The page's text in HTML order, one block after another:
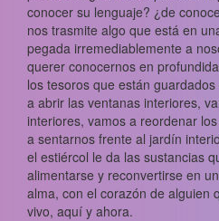
conocer su lenguaje? ¿de
nos trasmite algo que está en
pegada irremediablemente a
querer conocernos en
los tesoros que están guardados
a abrir las ventanas interiores,
interiores, vamos a reordenar
a sentarnos frente al jardín
el estiércol le da las sustancias
alimentarse y reconvertirse en
alma, con el corazón de alguien
vivo, aquí y ahora.